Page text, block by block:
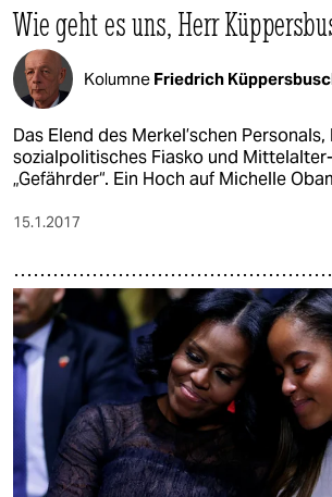
Wie geht es uns, Herr
Kolumne Friedrich
Das Elend des Merkel’schen Personals,
sozialpolitisches Fiasko und
„Gefährder“. Ein Hoch auf Michelle
15.1.2017